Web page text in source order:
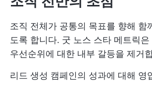
조직 전체가 공통의 목표를 향해 함
도록 합니다. 굿 노스 스타 메트릭
우선순위에 대한 내부 갈등을 제거
리드 생성 캠페인의 성과에 대해 영